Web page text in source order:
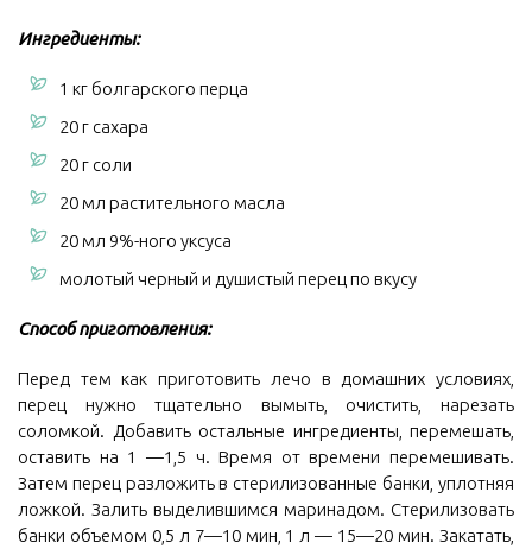
Ингредиенты:
1 кг болгарского перца
20 г сахара
20 г соли
20 мл растительного масла
20 мл 9%-ного уксуса
молотый черный и душистый перец по вкусу
Способ приготовления:
Перед тем как приготовить лечо в домашних условиях,
перец нужно тщательно вымыть, очистить, нарезать
соломкой. Добавить остальные ингредиенты, перемешать,
оставить на 1 —1,5 ч. Время от времени перемешивать.
Затем перец разложить в стерилизованные банки, уплотняя
ложкой. Залить выделившимся маринадом. Стерилизовать
банки объемом 0,5 л 7—10 мин, 1 л — 15—20 мин. Закатать,